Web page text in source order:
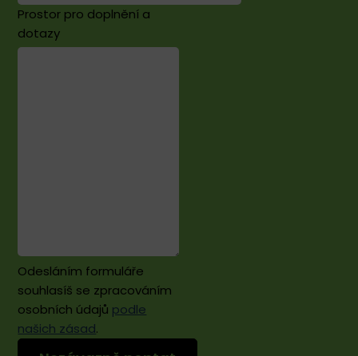
Prostor pro doplnění a
dotazy
Odesláním formuláře
souhlasíš se zpracováním
osobních údajů podle
našich zásad.